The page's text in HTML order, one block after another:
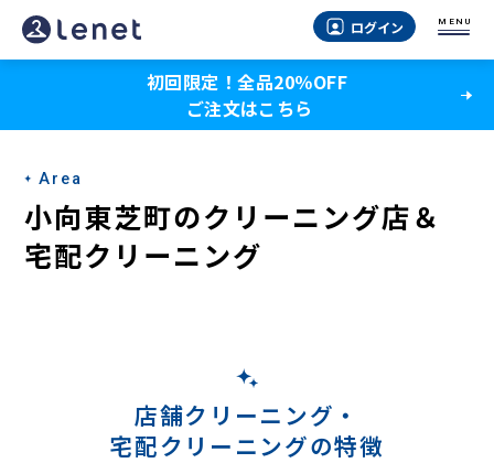
小
向
芝
町
の
宅
ログイン MENU
初回限定！全品20％OFF
ご注文はこちら
Area
小向東芝町のクリーニング店＆
宅配クリーニング
店舗クリーニング・
宅配クリーニングの特徴